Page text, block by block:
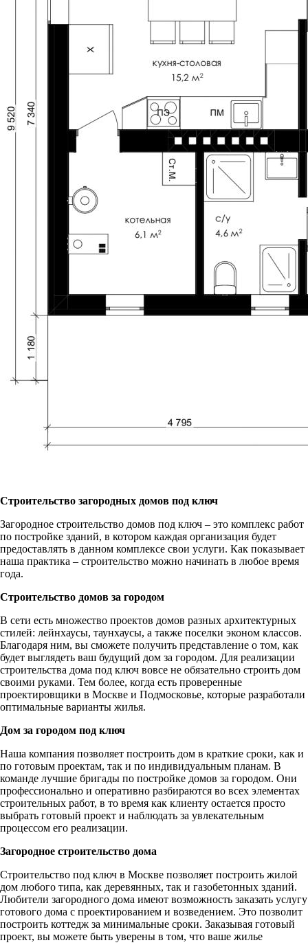
Строительство загородных домов под ключ
Загородное строительство домов под ключ – это комплекс работ
по постройке зданий, в котором каждая организация будет
предоставлять в данном комплексе свои услуги. Как показывает
наша практика – строительство можно начинать в любое время
года.
Строительство домов за городом
В сети есть множество проектов домов разных архитектурных
стилей: лейнхаусы, таунхаусы, а также поселки эконом классов.
Благодаря ним, вы сможете получить представление о том, как
будет выглядеть ваш будущий дом за городом. Для реализации
строительства дома под ключ вовсе не обязательно строить дом
своими руками. Тем более, когда есть проверенные
проектировщики в Москве и Подмосковье, которые разработали
оптимальные варианты жилья.
Дом за городом под ключ
Наша компания позволяет построить дом в краткие сроки, как и
по готовым проектам, так и по индивидуальным планам. В
команде лучшие бригады по постройке домов за городом. Они
профессионально и оперативно разбираются во всех элементах
строительных работ, в то время как клиенту остается просто
выбрать готовый проект и наблюдать за увлекательным
процессом его реализации.
Загородное строительство дома
Строительство под ключ в Москве позволяет построить жилой
дом любого типа, как деревянных, так и газобетонных зданий.
Любители загородного дома имеют возможность заказать услугу
готового дома с проектированием и возведением. Это позволит
построить коттедж за минимальные сроки. Заказывая готовый
проект, вы можете быть уверены в том, что ваше жилье